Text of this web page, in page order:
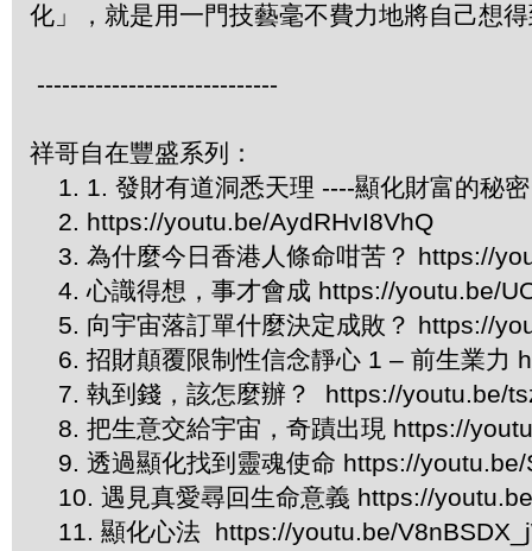
化」，就是用一門技藝毫不費力地將自己想
-----------------------------
祥哥自在豐盛系列：
1. 1. 發財有道洞悉天理 ----顯化財富的秘
2. https://youtu.be/AydRHvI8VhQ
3. 為什麼今日香港人條命咁苦？ https://
4. 心識得想，事才會成 https://youtu.be/
5. 向宇宙落訂單什麼決定成敗？ https://
6. 招財顛覆限制性信念靜心 1 – 前生業力
7. 執到錢，該怎麼辦？ https://youtu.be/
8. 把生意交給宇宙，奇蹟出現 https://
9. 透過顯化找到靈魂使命 https://
10. 遇見真愛尋回生命意義 https://
11. 顯化心法 https://youtu.be/